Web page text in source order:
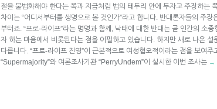
절을 불법화해야 한다는 쪽과 지금처럼 법의 테두리 안에 두자고 주장하는
차이는 “어디서부터를 생명으로 볼 것인가”라고 합니다. 반대론자들의 주장
부터죠. “프로-라이프”라는 명명과 함께, 낙태에 대한 반대는 곧 인간의 소중
자 하는 마음에서 비롯된다는 점을 어필하고 있습니다. 하지만 새로 나온 설
다릅니다. “프로-라이프 진영”이 근본적으로 여성혐오적이라는 점을 보여주
“Supermajority”와 여론조사기관 “PerryUndem”이 실시한 이번 조사는 →